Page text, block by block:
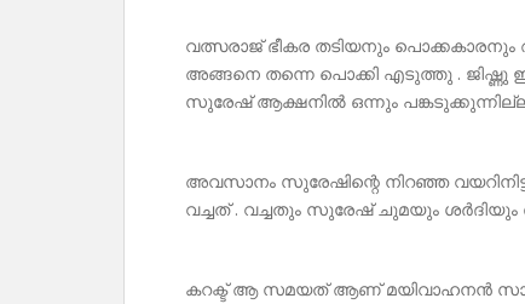
വത്സരാജ് ഭീകര തടിയനും
അങ്ങനെ തന്നെ പൊക്കി എടുത്തു . ജിഷ്ണു
സുരേഷ് ആക്ഷനിൽ ഒന്നും
അവസാനം സുരേഷിന്റെ നിറഞ്ഞ
വച്ചത് . വച്ചതും സുരേഷ് ചുമയും
കറക്ട് ആ സമയത് ആണ് മയിവാഹനൻ സാർ